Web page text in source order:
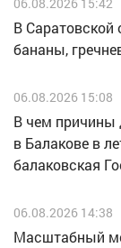
06.08.2026 15:42
В Саратовской
бананы,
06.08.2026 15:08
В чем причины
в Балакове в
балаковская
06.08.2026 14:38
Масштабный